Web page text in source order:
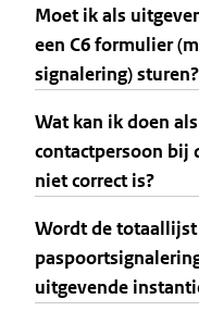
Moet ik als
een C6 formulier
signalering) sturen?
Wat kan ik doen
contactpersoon bij
niet correct is?
Wordt de
uitgevende